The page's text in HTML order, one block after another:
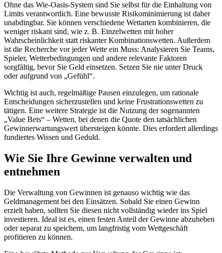
Ohne das Wie-Oasis-System sind Sie selbst für die Einhaltung von
Limits verantwortlich. Eine bewusste Risikominimierung ist daher
unabdingbar. Sie können verschiedene Wettarten kombinieren, die
weniger riskant sind, wie z. B. Einzelwetten mit hoher
Wahrscheinlichkeit statt riskanter Kombinationswetten. Außerdem
ist die Recherche vor jeder Wette ein Muss: Analysieren Sie Teams,
Spieler, Wetterbedingungen und andere relevante Faktoren
sorgfältig, bevor Sie Geld einsetzen. Setzen Sie nie unter Druck
oder aufgrund von „Gefühl“.
Wichtig ist auch, regelmäßige Pausen einzulegen, um rationale
Entscheidungen sicherzustellen und keine Frustrationswetten zu
tätigen. Eine weitere Strategie ist die Nutzung der sogenannten
„Value Bets“ – Wetten, bei denen die Quote den tatsächlichen
Gewinnerwartungswert übersteigen könnte. Dies erfordert allerdings
fundiertes Wissen und Geduld.
Wie Sie Ihre Gewinne verwalten und
entnehmen
Die Verwaltung von Gewinnen ist genauso wichtig wie das
Geldmanagement bei den Einsätzen. Sobald Sie einen Gewinn
erzielt haben, sollten Sie diesen nicht vollständig wieder ins Spiel
investieren. Ideal ist es, einen festen Anteil der Gewinne abzuheben
oder separat zu speichern, um langfristig vom Wettgeschäft
profitieren zu können.